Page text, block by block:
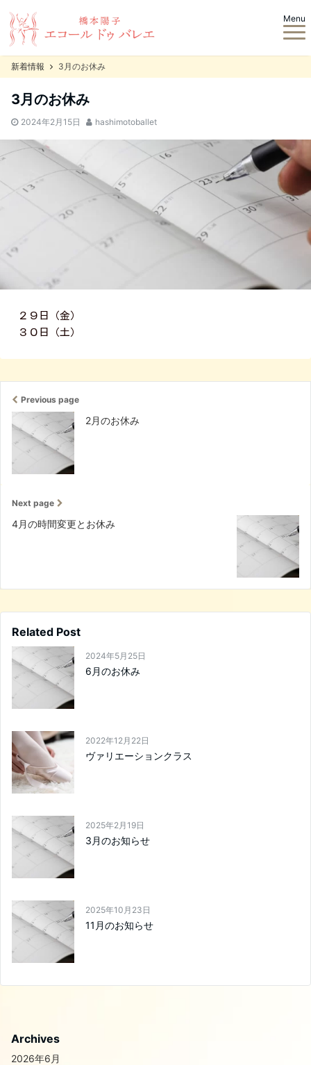
Menu
新着情報 3月のお休み
3月のお休み
2024年2月15日 hashimotoballet
２９日（金）
３０日（土）
Previous page
2月のお休み
Next page
4月の時間変更とお休み
Related Post
2024年5月25日
6月のお休み
2022年12月22日
ヴァリエーションクラス
2025年2月19日
3月のお知らせ
2025年10月23日
11月のお知らせ
Archives
2026年6月